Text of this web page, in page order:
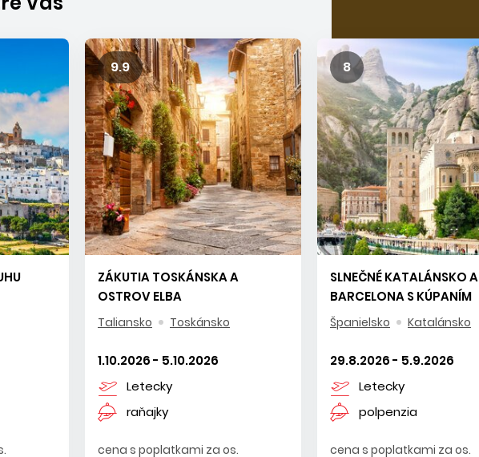
9.9
ZÁKUTIA TOSKÁNSKA A
OSTROV ELBA
Taliansko Toskánsko
1.10.2026 - 5.10.2026
Letecky
raňajky
cena s poplatkami za os.
8
SLNEČNÉ KATALÁNSKO A
BARCELONA S KÚPANÍM
Španielsko Katalánsko
29.8.2026 - 5.9.2026
Letecky
polpenzia
cena s poplatkami za os.